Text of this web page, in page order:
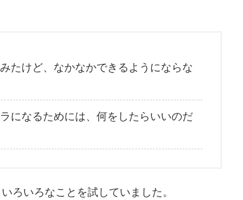
たけど、なかなかできるようにならな
になるためには、何をしたらいいのだ
ろいろなことを試していました。